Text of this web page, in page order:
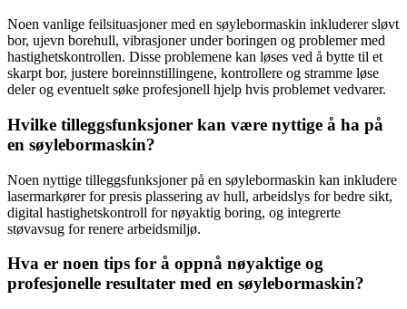
Noen vanlige feilsituasjoner med en søylebormaskin inkluderer sløvt
bor, ujevn borehull, vibrasjoner under boringen og problemer med
hastighetskontrollen. Disse problemene kan løses ved å bytte til et
skarpt bor, justere boreinnstillingene, kontrollere og stramme løse
deler og eventuelt søke profesjonell hjelp hvis problemet vedvarer.
Hvilke tilleggsfunksjoner kan være nyttige å ha på
en søylebormaskin?
Noen nyttige tilleggsfunksjoner på en søylebormaskin kan inkludere
lasermarkører for presis plassering av hull, arbeidslys for bedre sikt,
digital hastighetskontroll for nøyaktig boring, og integrerte
støvavsug for renere arbeidsmiljø.
Hva er noen tips for å oppnå nøyaktige og
profesjonelle resultater med en søylebormaskin?